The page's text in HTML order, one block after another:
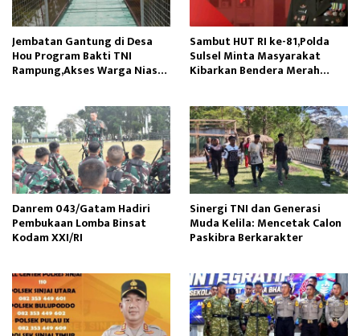
Jembatan Gantung di Desa
Hou Program Bakti TNI
Rampung,Akses Warga Nias
Sambut HUT RI ke-81,Polda
Sulsel Minta Masyarakat
Kibarkan Bendera Merah
Danrem 043/Gatam Hadiri
Pembukaan Lomba Binsat
Kodam XXI/RI
Sinergi TNI dan Generasi
Muda Kelila: Mencetak Calon
Paskibra Berkarakter